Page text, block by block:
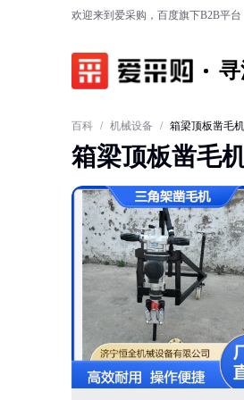
欢迎来到爱采购，百度旗下B2B平台
百科 / 机械设备 / 箱梁顶板凿毛机
箱梁顶板凿毛